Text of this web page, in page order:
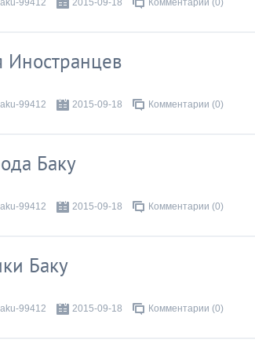
99412 2015-09-18 Комментарии (0)
Иностранцев
99412 2015-09-18 Комментарии (0)
Баку
99412 2015-09-18 Комментарии (0)
Баку
99412 2015-09-18 Комментарии (0)